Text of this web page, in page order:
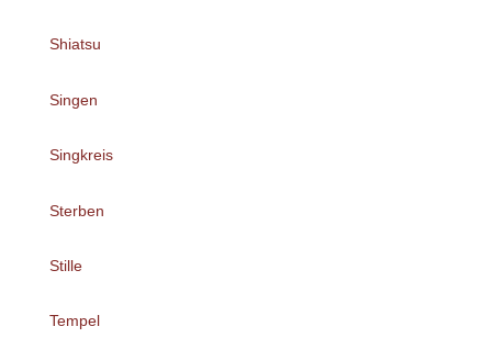
Shiatsu
Singen
Singkreis
Sterben
Stille
Tempel